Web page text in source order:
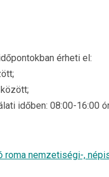
érheti el:
időben: 08:00-16:00
nemzetiségi-,